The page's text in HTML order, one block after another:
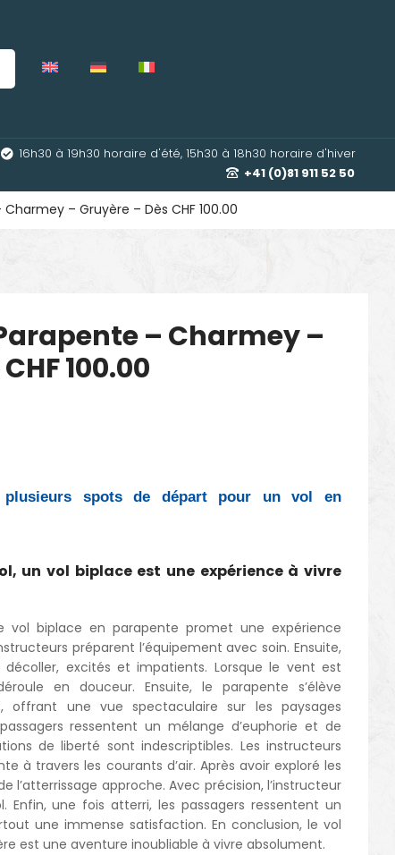
16h30 à 19h30 horaire d'été, 15h30 à 18h30 horaire d'hiver
+41 (0)81 911 52 50
– Gruyère – Dès CHF 100.00
– Charmey –
100.00
plusieurs spots de départ pour un vol en
un vol biplace est une expérience à vivre
vol biplace en parapente promet une expérience
préparent l’équipement avec soin. Ensuite,
excités et impatients. Lorsque le vent est
en douceur. Ensuite, le parapente s’élève
offrant une vue spectaculaire sur les paysages
ressentent un mélange d’euphorie et de
de liberté sont indescriptibles. Les instructeurs
à travers les courants d’air. Après avoir exploré les
l’atterrissage approche. Avec précision, l’instructeur
Enfin, une fois atterri, les passagers ressentent un
une immense satisfaction. En conclusion, le vol
est une aventure inoubliable à vivre absolument.